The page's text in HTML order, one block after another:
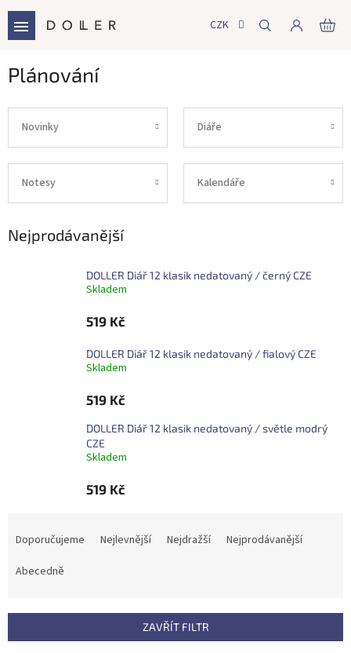
obsah
CZK
Plánování
Novinky Diáře
Notesy Kalendáře
Nejprodávanější
DOLLER Diář 12 klasik nedatovaný / černý CZE
Skladem
519 Kč
DOLLER Diář 12 klasik nedatovaný / fialový CZE
Skladem
519 Kč
DOLLER Diář 12 klasik nedatovaný / světle modrý
CZE
Skladem
519 Kč
r
Doporučujeme Nejlevnější Nejdražší
Nejprodávanější
Abecedně
ZAVŘÍT FILTR